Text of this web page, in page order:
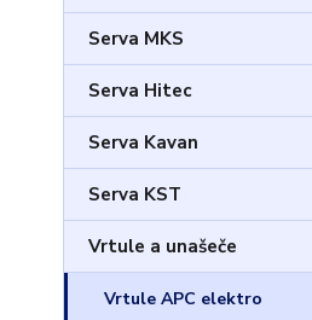
Serva MKS
Serva Hitec
Serva Kavan
Serva KST
Vrtule a unašeče
Vrtule APC elektro